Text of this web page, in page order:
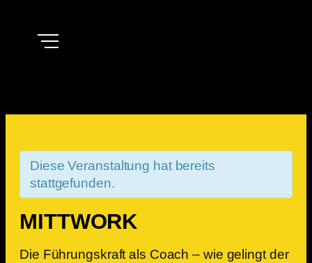
Diese Veranstaltung hat bereits
stattgefunden.
MITTWORK
Die Führungskraft als Coach – wie gelingt der